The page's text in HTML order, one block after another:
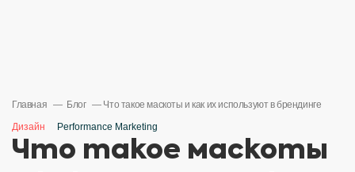
Главная Блог
Что такое маскоты и как их используют в брендинге
Дизайн
Performance Marketing
Что такое маскоты